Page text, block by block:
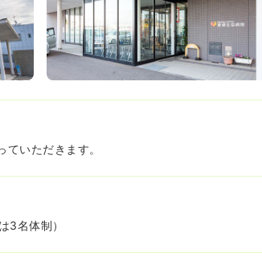
いただきます。
3名体制）